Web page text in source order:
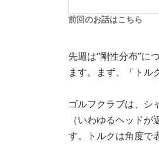
前回のお話はこちら
先週は“剛性分布”に
ます。まず、「トル
ゴルフクラブは、シ
（いわゆるヘッド
す。トルクは角度で